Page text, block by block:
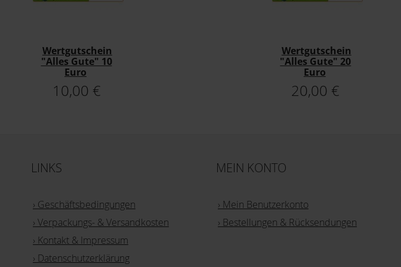
Wertgutschein
"Alles Gute" 10
Euro
10,00 €
Wertgutschein
"Alles Gute" 20
Euro
20,00 €
LINKS
› Geschäftsbedingungen
› Verpackungs- & Versandkosten
› Kontakt & Impressum
› Datenschutzerklärung
MEIN KONTO
› Mein Benutzerkonto
› Bestellungen & Rücksendungen